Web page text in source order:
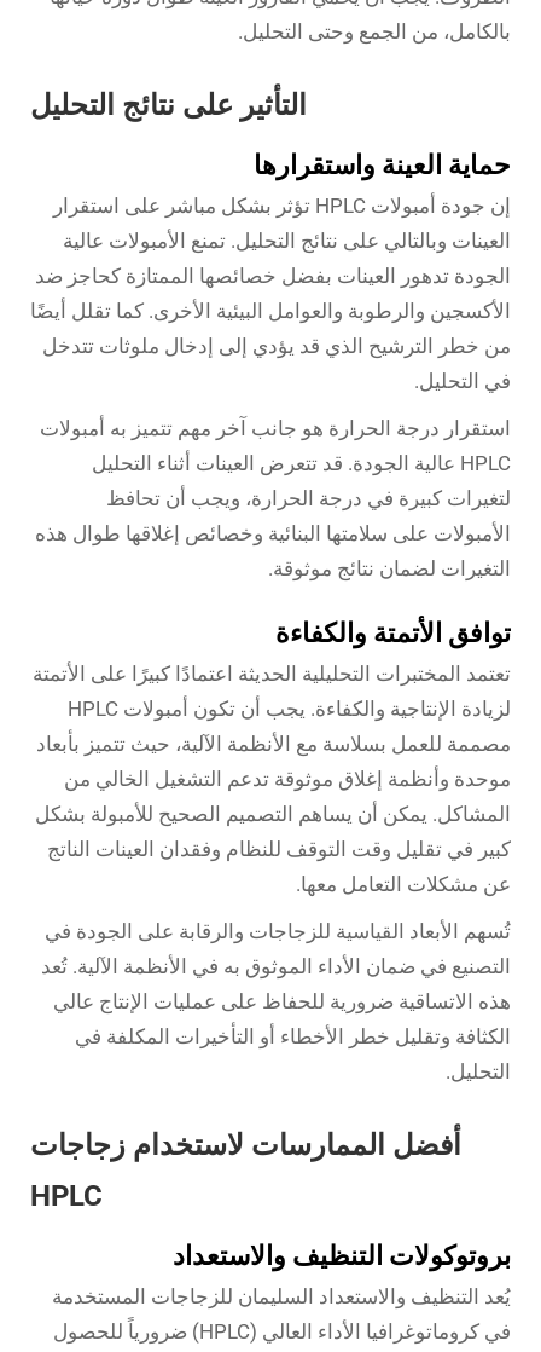
بالكامل، من الجمع وحتى التحليل.
التأثير على نتائج التحليل
حماية العينة واستقرارها
إن جودة أمبولات HPLC تؤثر بشكل مباشر على استقرار
العينات وبالتالي على نتائج التحليل. تمنع الأمبولات عالية
الجودة تدهور العينات بفضل خصائصها الممتازة كحاجز ضد
الأكسجين والرطوبة والعوامل البيئية الأخرى. كما تقلل أيضًا
من خطر الترشيح الذي قد يؤدي إلى إدخال ملوثات تتدخل
في التحليل.
استقرار درجة الحرارة هو جانب آخر مهم تتميز به أمبولات
HPLC عالية الجودة. قد تتعرض العينات أثناء التحليل
لتغيرات كبيرة في درجة الحرارة، ويجب أن تحافظ
الأمبولات على سلامتها البنائية وخصائص إغلاقها طوال هذه
التغيرات لضمان نتائج موثوقة.
توافق الأتمتة والكفاءة
تعتمد المختبرات التحليلية الحديثة اعتمادًا كبيرًا على الأتمتة
لزيادة الإنتاجية والكفاءة. يجب أن تكون أمبولات HPLC
مصممة للعمل بسلاسة مع الأنظمة الآلية، حيث تتميز بأبعاد
موحدة وأنظمة إغلاق موثوقة تدعم التشغيل الخالي من
المشاكل. يمكن أن يساهم التصميم الصحيح للأمبولة بشكل
كبير في تقليل وقت التوقف للنظام وفقدان العينات الناتج
عن مشكلات التعامل معها.
تُسهم الأبعاد القياسية للزجاجات والرقابة على الجودة في
التصنيع في ضمان الأداء الموثوق به في الأنظمة الآلية. تُعد
هذه الاتساقية ضرورية للحفاظ على عمليات الإنتاج عالي
الكثافة وتقليل خطر الأخطاء أو التأخيرات المكلفة في
التحليل.
أفضل الممارسات لاستخدام زجاجات
HPLC
بروتوكولات التنظيف والاستعداد
يُعد التنظيف والاستعداد السليمان للزجاجات المستخدمة
في كروماتوغرافيا الأداء العالي (HPLC) ضرورياً للحصول